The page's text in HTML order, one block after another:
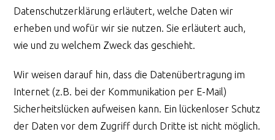
Datenschutzerklärung erläutert, welche Daten wir
erheben und wofür wir sie nutzen. Sie erläutert auch,
wie und zu welchem Zweck das geschieht.
Wir weisen darauf hin, dass die Datenübertragung im
Internet (z.B. bei der Kommunikation per E-Mail)
Sicherheitslücken aufweisen kann. Ein lückenloser Schutz
der Daten vor dem Zugriff durch Dritte ist nicht möglich.